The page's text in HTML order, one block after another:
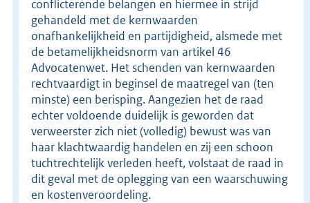
conflicterende belangen en hiermee in strijd
gehandeld met de kernwaarden
onafhankelijkheid en partijdigheid, alsmede met
de betamelijkheidsnorm van artikel 46
Advocatenwet. Het schenden van kernwaarden
rechtvaardigt in beginsel de maatregel van (ten
minste) een berisping. Aangezien het de raad
echter voldoende duidelijk is geworden dat
verweerster zich niet (volledig) bewust was van
haar klachtwaardig handelen en zij een schoon
tuchtrechtelijk verleden heeft, volstaat de raad in
dit geval met de oplegging van een waarschuwing
en kostenveroordeling.